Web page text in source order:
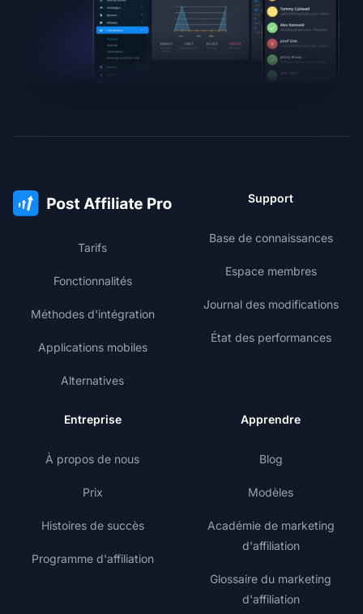
Tarifs
Fonctionnalités
Méthodes d'intégration
Applications mobiles
Alternatives
Support
Base de connaissances
Espace membres
Journal des modifications
État des performances
Entreprise
À propos de nous
Prix
Histoires de succès
Programme d'affiliation
Apprendre
Blog
Modèles
Académie de marketing
d'affiliation
Glossaire du marketing
d'affiliation